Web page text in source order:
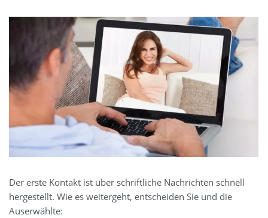
Der erste Kontakt ist über schriftliche Nachrichten schnell
hergestellt. Wie es weitergeht, entscheiden Sie und die
Auserwählte: